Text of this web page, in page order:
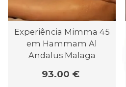
Experiência Mimma 45
em Hammam Al
Andalus Malaga
93.00 €